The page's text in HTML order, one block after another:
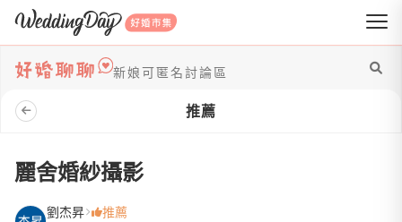
WeddingDay 好婚市集
新娘可匿名討論區
推薦
麗舍婚紗攝影
劉杰昇 推薦